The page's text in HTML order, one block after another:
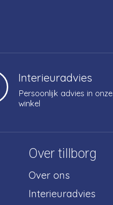
Interieuradvies
Persoonlijk advies in onze
winkel
Over tillborg
Over ons
Interieuradvies